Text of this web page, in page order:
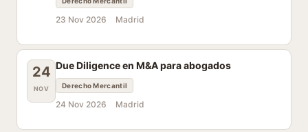
23 Nov 2026 Madrid
24
NOV
Due Diligence en M&A para abogados
Derecho Mercantil
24 Nov 2026 Madrid